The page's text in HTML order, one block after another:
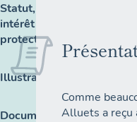
Statut,
intérêt et
protection
Illustrations
Documentation
Comme
Alluets a reçu